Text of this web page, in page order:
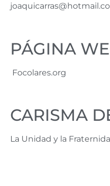
PÁGINA
Focolares.org
CARISMA
La Unidad y la